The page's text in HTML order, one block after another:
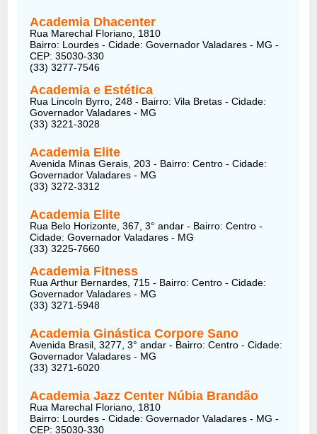
Academia Dhacenter
Rua Marechal Floriano, 1810
Bairro: Lourdes - Cidade: Governador Valadares - MG -
CEP: 35030-330
(33) 3277-7546
Academia e Estética
Rua Lincoln Byrro, 248 - Bairro: Vila Bretas - Cidade:
Governador Valadares - MG
(33) 3221-3028
Academia Elite
Avenida Minas Gerais, 203 - Bairro: Centro - Cidade:
Governador Valadares - MG
(33) 3272-3312
Academia Elite
Rua Belo Horizonte, 367, 3° andar - Bairro: Centro -
Cidade: Governador Valadares - MG
(33) 3225-7660
Academia Fitness
Rua Arthur Bernardes, 715 - Bairro: Centro - Cidade:
Governador Valadares - MG
(33) 3271-5948
Academia Ginástica Corpore Sano
Avenida Brasil, 3277, 3° andar - Bairro: Centro - Cidade:
Governador Valadares - MG
(33) 3271-6020
Academia Jazz Center Núbia Brandão
Rua Marechal Floriano, 1810
Bairro: Lourdes - Cidade: Governador Valadares - MG -
CEP: 35030-330